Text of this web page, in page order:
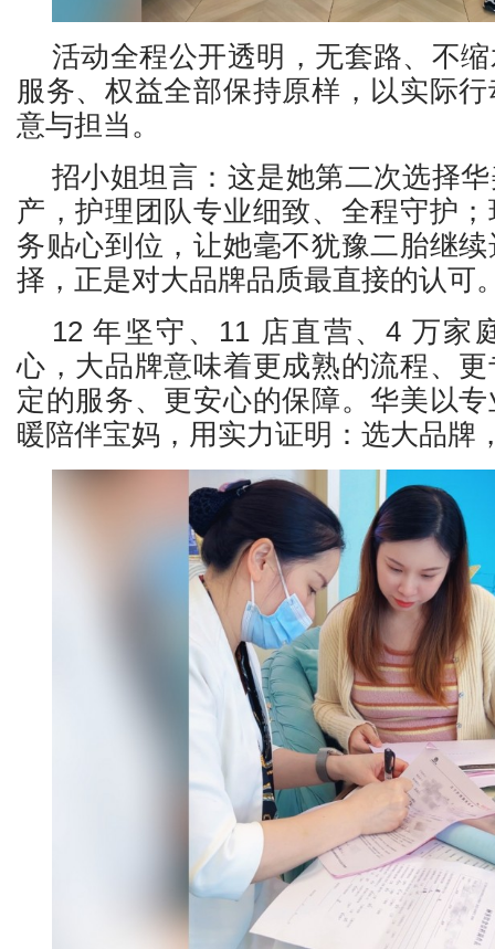
活动全程公开透明，无套路、不
服务、权益全部保持原样，以实际
意与担当。
招小姐坦言：这是她第二次选择
产，护理团队专业细致、全程守护
务贴心到位，让她毫不犹豫二胎继
择，正是对大品牌品质最直接的认可
12 年坚守、11 店直营、4 万家
心，大品牌意味着更成熟的流程、
定的服务、更安心的保障。华美以
暖陪伴宝妈，用实力证明：选大品牌